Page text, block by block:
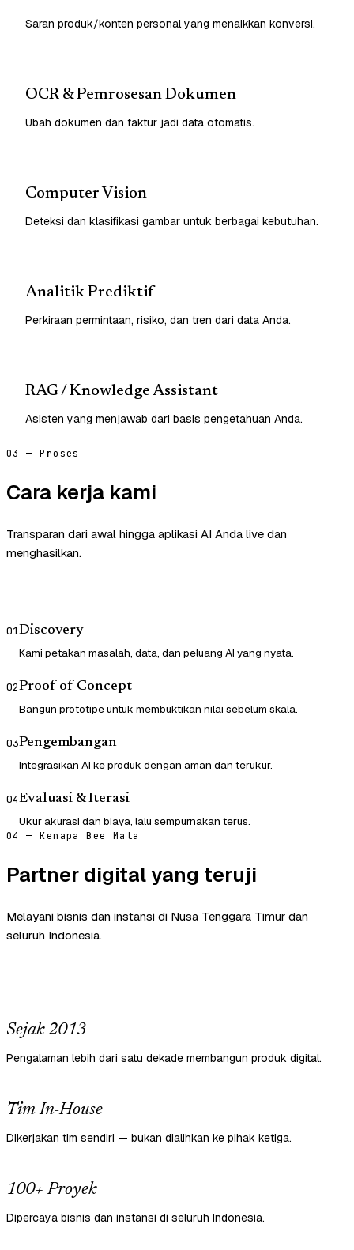
Saran produk/konten personal yang menaikkan konversi.
OCR & Pemrosesan Dokumen
Ubah dokumen dan faktur jadi data otomatis.
Computer Vision
Deteksi dan klasifikasi gambar untuk berbagai kebutuhan.
Analitik Prediktif
Perkiraan permintaan, risiko, dan tren dari data Anda.
RAG / Knowledge Assistant
Asisten yang menjawab dari basis pengetahuan Anda.
03 — Proses
Cara kerja kami
Transparan dari awal hingga aplikasi AI Anda live dan
menghasilkan.
01Discovery
Kami petakan masalah, data, dan peluang AI yang nyata.
02Proof of Concept
Bangun prototipe untuk membuktikan nilai sebelum skala.
03Pengembangan
Integrasikan AI ke produk dengan aman dan terukur.
04Evaluasi & Iterasi
Ukur akurasi dan biaya, lalu sempurnakan terus.
04 — Kenapa Bee Mata
Partner digital yang teruji
Melayani bisnis dan instansi di Nusa Tenggara Timur dan
seluruh Indonesia.
Sejak 2013
Pengalaman lebih dari satu dekade membangun produk digital.
Tim In-House
Dikerjakan tim sendiri — bukan dialihkan ke pihak ketiga.
100+ Proyek
Dipercaya bisnis dan instansi di seluruh Indonesia.